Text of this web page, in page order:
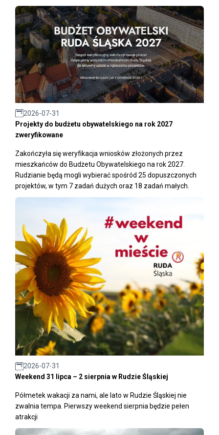
2026-07-31
Projekty do budżetu obywatelskiego na rok 2027
zweryfikowane
Zakończyła się weryfikacja wniosków złożonych przez
mieszkańców do Budżetu Obywatelskiego na rok 2027.
Rudzianie będą mogli wybierać spośród 25 dopuszczonych
projektów, w tym 7 zadań dużych oraz 18 zadań małych.
2026-07-31
Weekend 31 lipca – 2 sierpnia w Rudzie Śląskiej
Półmetek wakacji za nami, ale lato w Rudzie Śląskiej nie
zwalnia tempa. Pierwszy weekend sierpnia będzie pełen
atrakcji